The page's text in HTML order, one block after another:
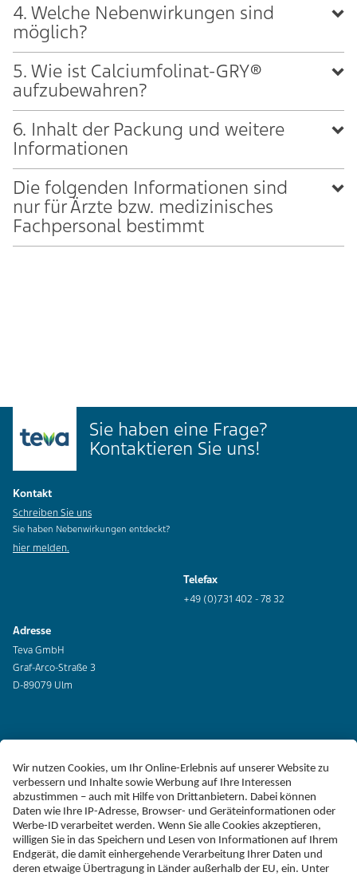
4. Welche Nebenwirkungen sind
möglich?
5. Wie ist Calciumfolinat-GRY®
aufzubewahren?
6. Inhalt der Packung und weitere
Informationen
Die folgenden Informationen sind
nur für Ärzte bzw. medizinisches
Fachpersonal bestimmt
Sie haben eine Frage?
Kontaktieren Sie uns!
Kontakt
Schreiben Sie uns
Sie haben Nebenwirkungen entdeckt?
hier melden.
Telefax
+49 (0)731 402 - 78 32
Adresse
Teva GmbH
Graf-Arco-Straße 3
D-89079 Ulm
Erklärung zur Barrierefreiheit
Impressum
Liefer-AGB
Datenschutz
Haftungsausschluss